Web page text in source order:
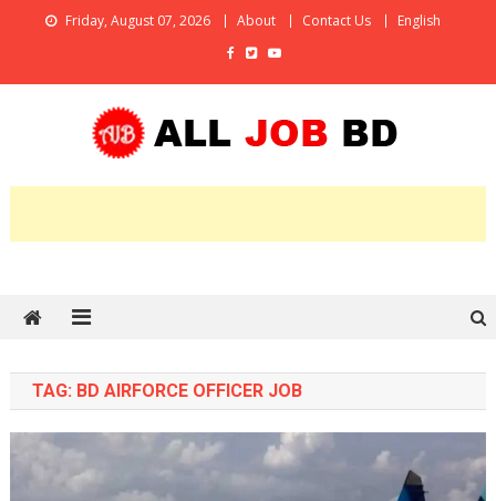
Friday, August 07, 2026 About Contact Us English
All Job BD
TAG: BD AIRFORCE OFFICER JOB